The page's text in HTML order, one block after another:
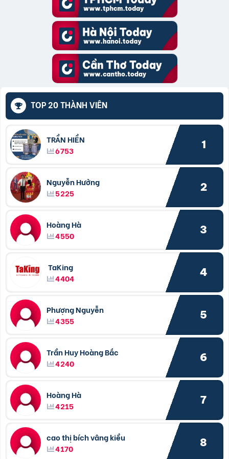
TOP 20 THÀNH VIÊN
TRẦN HIỀN
6753
1
Nguyễn Hưởng
5225
2
Hoàng Hà
4550
3
TaKing
4404
4
Phượng Nguyễn
4355
5
Trần Huy Hoàng Bắc
4240
6
Hoàng Hà
4215
7
cao thị bích vâng kiều
4170
8